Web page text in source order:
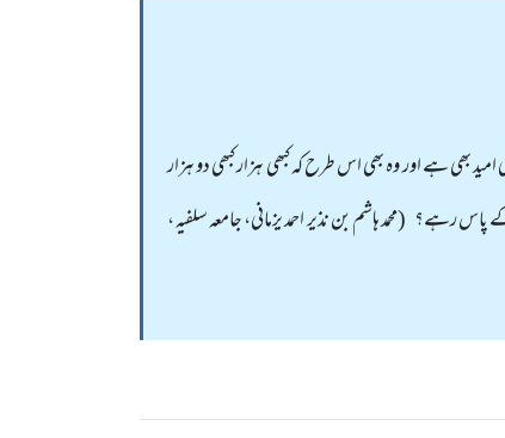
کی امید بھی ہے اور وہ بھی اس طرح کہ کبھی ہزار کبھی دو ہزار
رہے؟ (محمد ہاشم بن نذیر احمد یزمانی، جامعہ سلفیہ ،